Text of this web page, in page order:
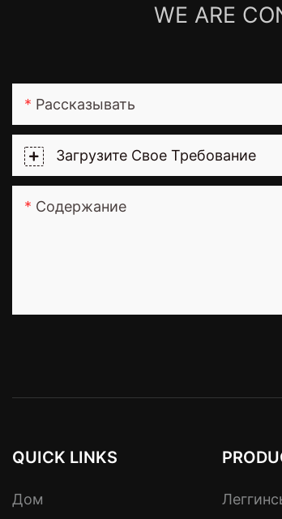
WE ARE
Рассказывать
Загрузите Свое Требование
Содержание
QUICK LINKS
Дом